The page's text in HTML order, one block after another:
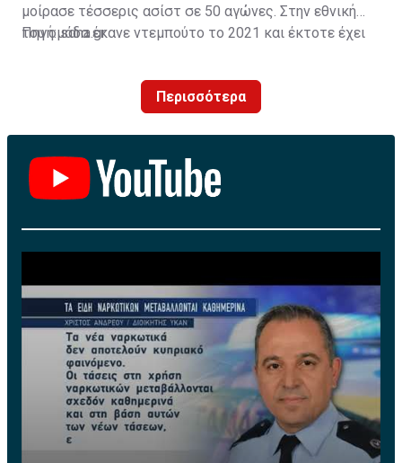
μοίρασε τέσσερις ασίστ σε 50 αγώνες. Στην εθνική
του ομάδα έκανε ντεμπούτο το 2021 και έκτοτε έχει
Πηγή: sdna.gr
Περισσότερα